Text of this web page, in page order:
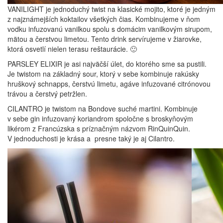
VANILIGHT je jednoduchý twist na klasické mojito, ktoré je jedným
z najznámejších koktailov všetkých čias. Kombinujeme v ňom
vodku infuzovanú vanilkou spolu s domácim vanilkovým sirupom,
mätou a čerstvou limetou. Tento drink servírujeme v žiarovke,
ktorá osvetlí nielen terasu reštaurácie. 🙂
PARSLEY ELIXIR je asi najväčší úlet, do ktorého sme sa pustili.
Je twistom na základný sour, ktorý v sebe kombinuje rakúsky
hruškový schnapps, čerstvú limetu, agáve infuzované citrónovou
trávou a čerstvý petržlen.
CILANTRO je twistom na Bondove suché martini. Kombinuje
v sebe gin infuzovaný koriandrom spoločne s broskyňovým
likérom z Francúzska s príznačným názvom RinQuinQuin.
V jednoduchosti je krása a presne taký je aj Cilantro.